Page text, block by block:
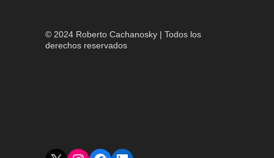
© 2024 Roberto Cachanosky | Todos los
derechos reservados